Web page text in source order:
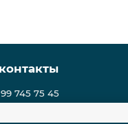
745 75 45